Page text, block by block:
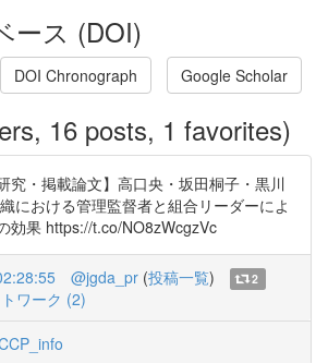
ース (DOI)
DOI Chronograph Google Scholar
16 posts, 1 favorites)
究・掲載論文】高口央・坂田桐子・黒川
における管理監督者と組合リーダーによ
効果 https://t.co/NO8zWcgzVc
@jgda_pr (投稿一覧) 2
ワーク (2)